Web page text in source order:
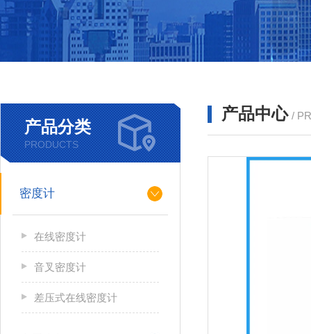
产品分类
PRODUCTS
密度计
在线密度计
音叉密度计
差压式在线密度计
产品中心 /